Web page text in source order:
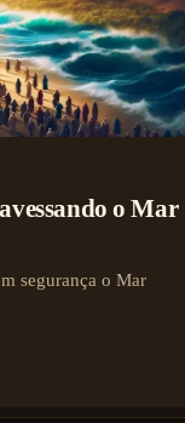
o Mar
segurança o Mar